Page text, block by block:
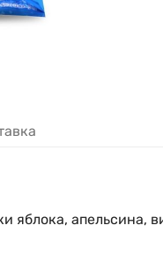
яблока, апельсина,